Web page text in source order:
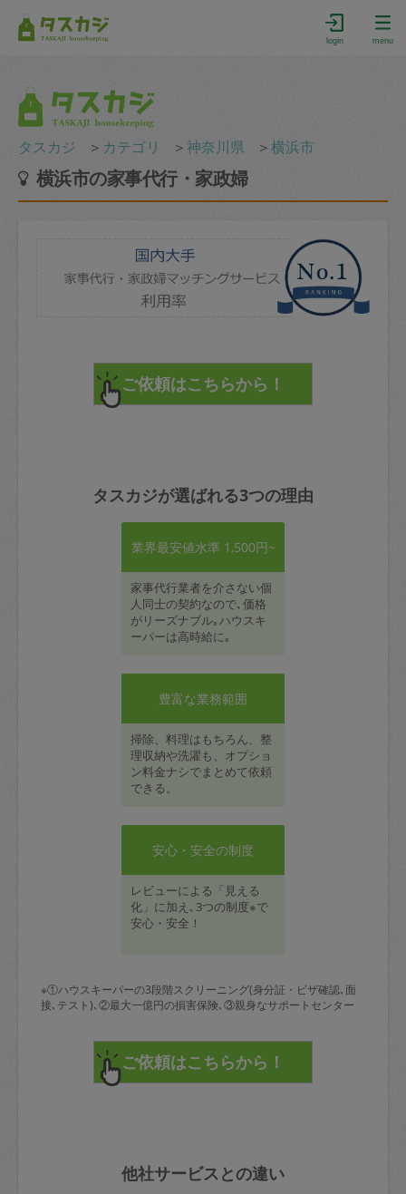
login menu
タスカジ ＞ カテゴリ ＞神奈川県 ＞横浜市
横浜市の家事代行・家政婦
タスカジが選ばれる3つの理由
業界最安値水準 1,500円~
家事代行業者を介さない個
人同士の契約なので､価格
がリーズナブル｡ハウスキ
ーパーは高時給に｡
豊富な業務範囲
掃除、料理はもちろん、整
理収納や洗濯も、オプショ
ン料金ナシでまとめて依頼
できる。
安心・安全の制度
レビューによる「見える
化」に加え､3つの制度※で
安心・安全！
※①ハウスキーパーの3段階スクリーニング(身分証・ビザ確認､面
接､テスト)､②最大一億円の損害保険､③親身なサポートセンター
他社サービスとの違い